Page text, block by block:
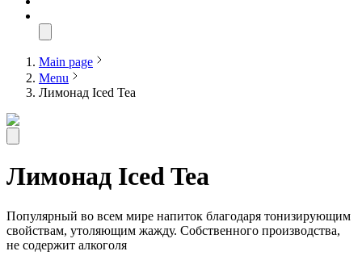
Main page
Menu
Лимонад Iced Tea
Лимонад Iced Tea
Популярный во всем мире напиток благодаря тонизирующим
свойствам, утоляющим жажду. Собственного производства,
не содержит алкоголя